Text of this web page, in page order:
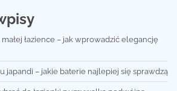
łazience – jak wprowadzić elegancję
japandi – jakie baterie najlepiej się sprawdzą